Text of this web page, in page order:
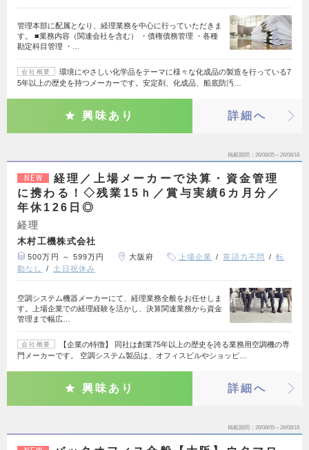
管理本部に配属となり、経理業務を中心に行っていただきま
す。 ■業務内容（関連会社を含む） ・債権債務管理 ・各種
勘定科目管理 ・…
会社概要
環境にやさしい化学品をテーマに様々な化成品の製造を行っている7
5年以上の歴史を持つメーカーです。安定剤、化成品、船底防汚…
興味あり 詳細へ
掲載期間 26/08/05～26/08/18
NEW
経理／上場メーカーで決算・資金管理
に携わる！◇残業15ｈ／賞与実績6カ月分／
年休126日◎
経理
木村工機株式会社
500万円 ～ 599万円 大阪府 上場企業 英語力不問
転
勤なし
土日祝休み
空調システム機器メーカーにて、経理業務全般をお任せしま
す。上場企業での経理経験を活かし、決算関連業務から資金
管理まで幅広…
会社概要
【企業の特徴】 同社は創業75年以上の歴史を誇る業務用空調機の専
門メーカーです。 空調システム製品は、オフィスビルやショッピ…
興味あり 詳細へ
掲載期間 26/08/05～26/08/18